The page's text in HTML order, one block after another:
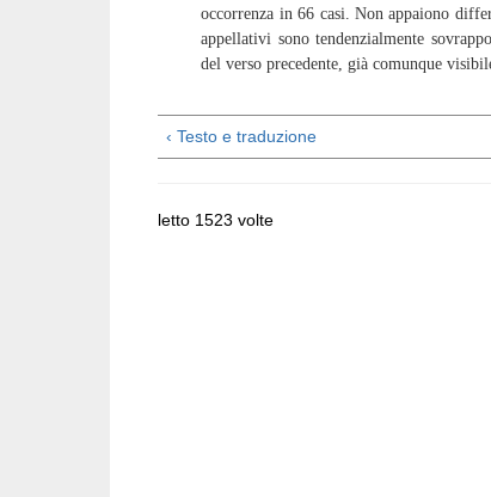
occorrenza in 66 casi. Non appaiono
appellativi sono tendenzialmente
del verso precedente, già comunque
‹ Testo e traduzione
letto 1523 volte